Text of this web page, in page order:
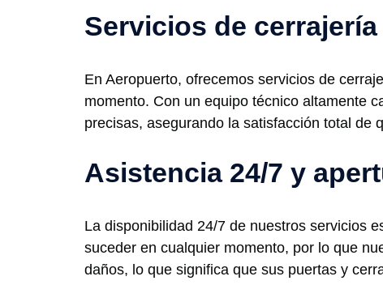
Servicios de
En Aeropuerto, ofrecemos servicios de
momento. Con un equipo técnico altamente
precisas, asegurando la satisfacción total de
Asistencia 24/7 y
La disponibilidad 24/7 de nuestros servicios
suceder en cualquier momento, por lo que
daños, lo que significa que sus puertas y